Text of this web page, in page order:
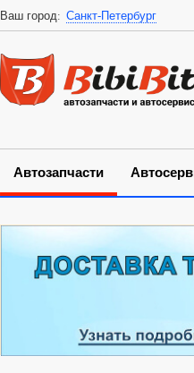
Ваш город: Санкт-Петербург
Автозапчасти